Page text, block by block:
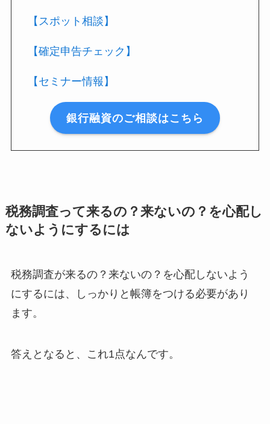
【スポット相談】
【確定申告チェック】
【セミナー情報】
銀行融資のご相談はこちら
税務調査って来るの？来ないの？を心配し
ないようにするには
税務調査が来るの？来ないの？を心配しないよう
にするには、しっかりと帳簿をつける必要があり
ます。
答えとなると、これ1点なんです。